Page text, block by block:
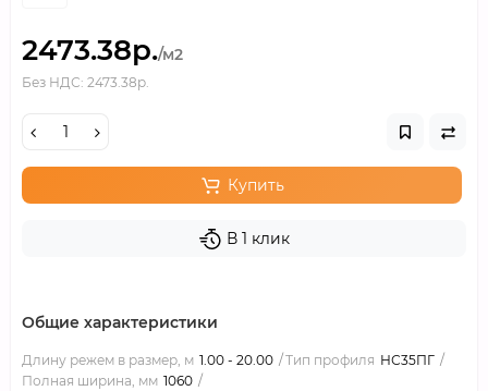
2473.38р./м2
Без НДС: 2473.38р.
Купить
В 1 клик
Общие характеристики
Длину режем в размер, м 1.00 - 20.00 Тип профиля НС35ПГ
Полная ширина, мм 1060